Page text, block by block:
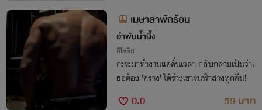
เมษาลาพักร้อน
อำพันน้ำผึ้ง
อีโรติก
กะจะมาทำงานแค่คั่นเวลา กลับกลายเป็นว่าเ
ธอต้อง 'คราง' ใต้ร่างเขาจนฟ้าสางทุกคืน!
0.0
59 บาท